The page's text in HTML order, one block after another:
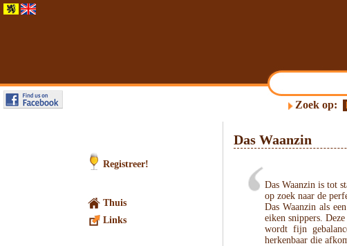
Zoek op:
Registreer!
Thuis
Links
Das Waanzin
Das Waanzin is tot
op zoek naar de
Das Waanzin als
eiken snippers.
wordt fijn
herkenbaar die